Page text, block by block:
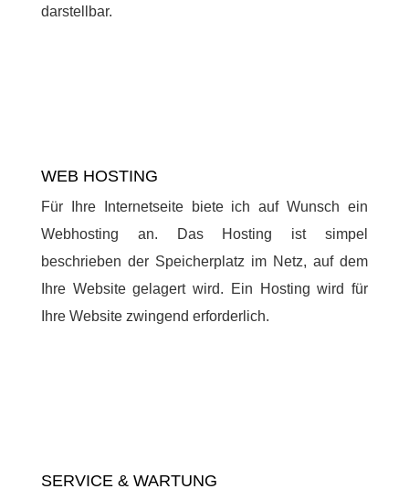
darstellbar.
WEB HOSTING
Für Ihre Internetseite biete ich auf Wunsch ein
Webhosting an. Das Hosting ist simpel
beschrieben der Speicherplatz im Netz, auf dem
Ihre Website gelagert wird. Ein Hosting wird für
Ihre Website zwingend erforderlich.
SERVICE & WARTUNG